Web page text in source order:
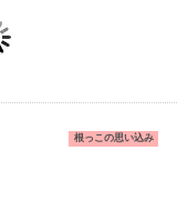
根っこの思い込み